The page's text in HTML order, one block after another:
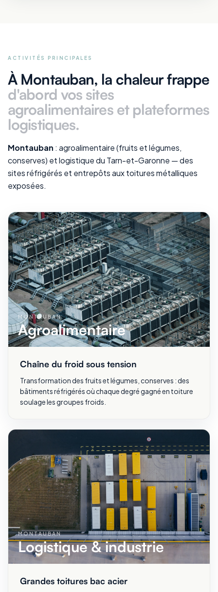
ACTIVITÉS PRINCIPALES
À Montauban, la chaleur frappe
d'abord vos sites
agroalimentaires et plateformes
logistiques.
Montauban : agroalimentaire (fruits et légumes,
conserves) et logistique du Tarn-et-Garonne — des
sites réfrigérés et entrepôts aux toitures métalliques
exposées.
MONTAUBAN
Agroalimentaire
Chaîne du froid sous tension
Transformation des fruits et légumes, conserves : des
bâtiments réfrigérés où chaque degré gagné en toiture
soulage les groupes froids.
MONTAUBAN
Logistique & industrie
Grandes toitures bac acier